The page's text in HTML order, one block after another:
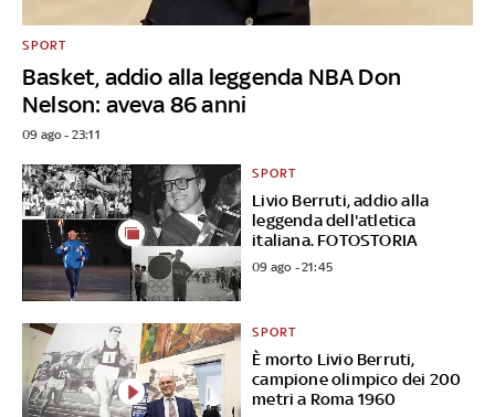
Basket, addio alla leggenda NBA Don
Nelson: aveva 86 anni
SPORT
09 ago - 23:11
Livio Berruti, addio alla
leggenda dell'atletica
italiana. FOTOSTORIA
SPORT
09 ago - 21:45
È morto Livio Berruti,
campione olimpico dei 200
metri a Roma 1960
SPORT